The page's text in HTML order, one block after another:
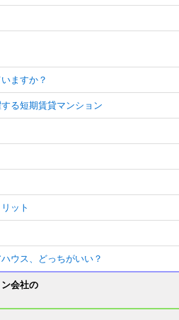
ますか？
る短期賃貸マンション
ット
ウス、どっちがいい？
会社の